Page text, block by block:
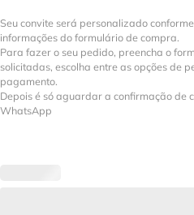
Seu convite será personalizado
informações do formulário de compra.
Para fazer o seu pedido, preencha o
solicitadas, escolha entre as opções de
pagamento.
Depois é só aguardar a confirmação de
WhatsApp